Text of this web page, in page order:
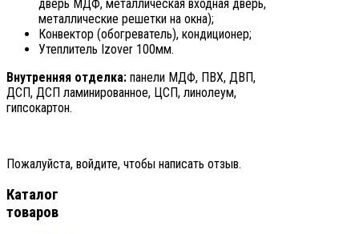
дверь МДФ, металлическая входная дверь,
металлические решетки на окна);
Конвектор (обогреватель), кондиционер;
Утеплитель Izover 100мм.
Внутренняя отделка: панели МДФ, ПВХ, ДВП,
ДСП, ДСП ламинированное, ЦСП, линолеум,
гипсокартон.
Пожалуйста, войдите, чтобы написать отзыв.
Каталог
товаров